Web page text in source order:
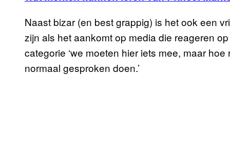
Naast bizar (en best grappig) is het ook een
zijn als het aankomt op media die reageren
categorie ‘we moeten hier iets mee, maar
normaal gesproken doen.’